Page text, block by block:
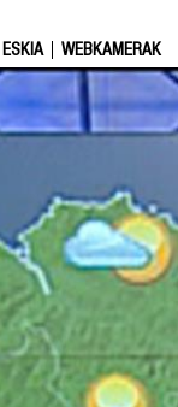
ESKIA WEBKAMERAK